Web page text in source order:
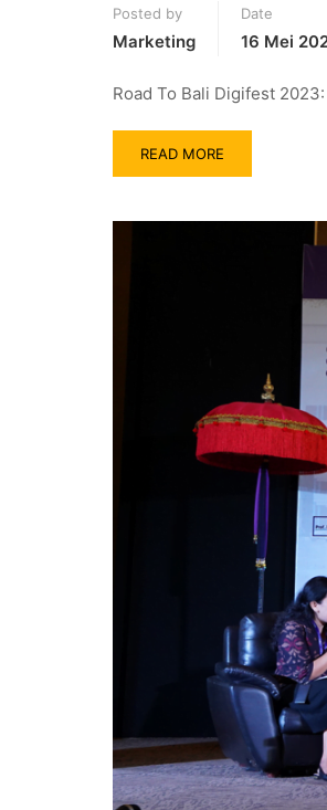
Posted by
Marketing
Date
16 Mei
Road To Bali Digifest
READ MORE